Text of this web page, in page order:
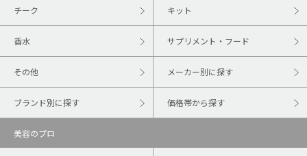
チーク キット
香水 サプリメント・フード
その他 メーカー別に探す
ブランド別に探す 価格帯から探す
美容のプロ